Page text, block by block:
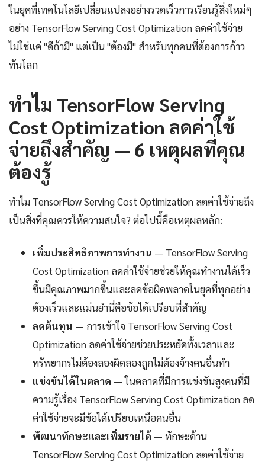
ในยุคที่เทคโนโลยีเปลี่ยนแปลงอย่างรวดเร็วการเรียนรู้สิ่งใหม่ๆ
อย่าง TensorFlow Serving Cost Optimization ลดค่าใช้จ่าย
ไม่ใช่แค่ "ดีถ้ามี" แต่เป็น "ต้องมี" สำหรับทุกคนที่ต้องการก้าว
ทันโลก
ทำไม TensorFlow Serving
Cost Optimization ลดค่าใช้
จ่ายถึงสำคัญ — 6 เหตุผลที่คุณ
ต้องรู้
ทำไม TensorFlow Serving Cost Optimization ลดค่าใช้จ่ายถึง
เป็นสิ่งที่คุณควรให้ความสนใจ? ต่อไปนี้คือเหตุผลหลัก:
เพิ่มประสิทธิภาพการทำงาน — TensorFlow Serving
Cost Optimization ลดค่าใช้จ่ายช่วยให้คุณทำงานได้เร็ว
ขึ้นมีคุณภาพมากขึ้นและลดข้อผิดพลาดในยุคที่ทุกอย่าง
ต้องเร็วและแม่นยำนี่คือข้อได้เปรียบที่สำคัญ
ลดต้นทุน — การเข้าใจ TensorFlow Serving Cost
Optimization ลดค่าใช้จ่ายช่วยประหยัดทั้งเวลาและ
ทรัพยากรไม่ต้องลองผิดลองถูกไม่ต้องจ้างคนอื่นทำ
แข่งขันได้ในตลาด — ในตลาดที่มีการแข่งขันสูงคนที่มี
ความรู้เรื่อง TensorFlow Serving Cost Optimization ลด
ค่าใช้จ่ายจะมีข้อได้เปรียบเหนือคนอื่น
พัฒนาทักษะและเพิ่มรายได้ — ทักษะด้าน
TensorFlow Serving Cost Optimization ลดค่าใช้จ่าย